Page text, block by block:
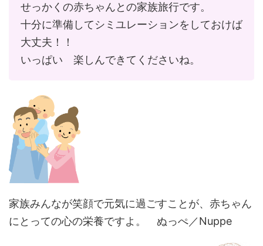
せっかくの赤ちゃんとの家族旅行です。
十分に準備してシミユレーションをしておけば
大丈夫！！
いっぱい 楽しんできてくださいね。
家族みんなが笑顔で元気に過ごすことが、赤ちゃん
にとっての心の栄養ですよ。 ぬっぺ／Nuppe